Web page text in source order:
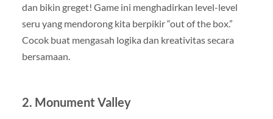
dan bikin greget! Game ini menghadirkan level-level
seru yang mendorong kita berpikir “out of the box.”
Cocok buat mengasah logika dan kreativitas secara
bersamaan.
2. Monument Valley